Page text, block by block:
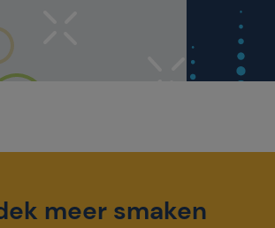
meer smaken